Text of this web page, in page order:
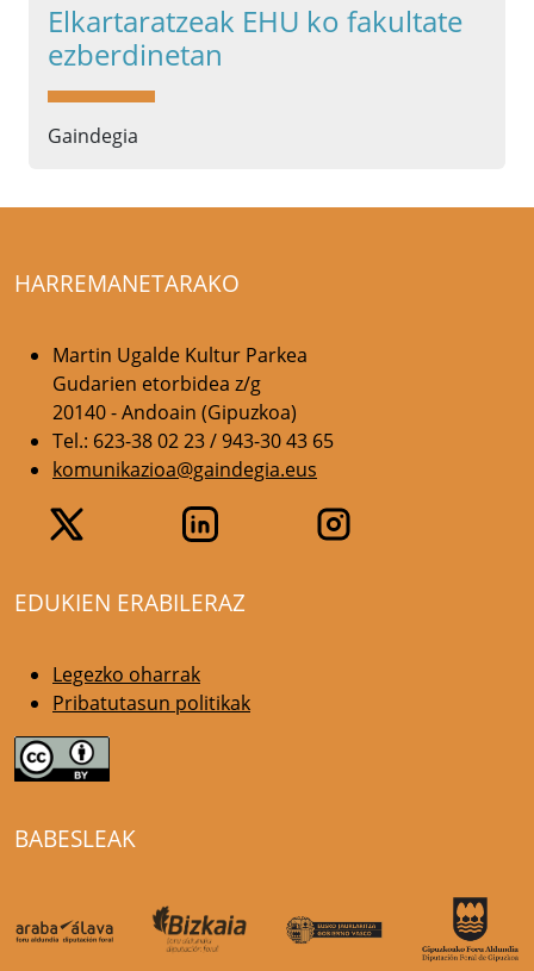
Elkartaratzeak EHU ko fakultate
ezberdinetan
Gaindegia
HARREMANETARAKO
Martin Ugalde Kultur Parkea
Gudarien etorbidea z/g
20140 - Andoain (Gipuzkoa)
Tel.: 623-38 02 23 / 943-30 43 65
komunikazioa@gaindegia.eus
EDUKIEN ERABILERAZ
Legezko oharrak
Pribatutasun politikak
BABESLEAK